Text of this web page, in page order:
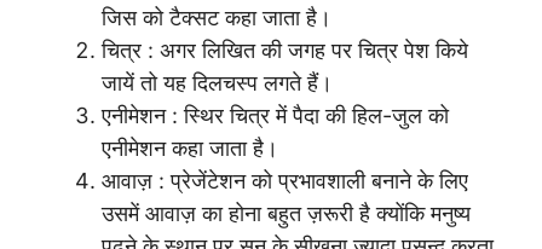
जिस को टैक्सट कहा जाता है।
चित्र : अगर लिखित की जगह पर चित्र पेश किये
जायें तो यह दिलचस्प लगते हैं।
एनीमेशन : स्थिर चित्र में पैदा की हिल-जुल को
एनीमेशन कहा जाता है।
आवाज़ : प्रेजेंटेशन को प्रभावशाली बनाने के लिए
उसमें आवाज़ का होना बहुत ज़रूरी है क्योंकि मनुष्य